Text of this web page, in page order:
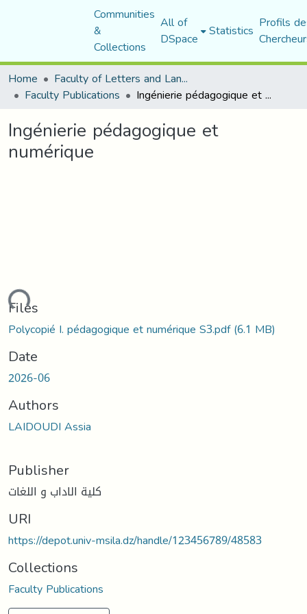
Communities
&
Collections
All of
DSpace Statistics Profils
Home
Faculty of Letters and Languages
Faculty Publications Ingénierie pédagogique et numérique
Ingénierie pédagogique et
numérique
Files
Polycopié I. pédagogique et numérique S3.pdf(6.1 MB)
Date
2026-06
Authors
LAIDOUDI Assia
Publisher
كلية الاداب و اللغات
URI
https://depot.univ-msila.dz/handle/123456789/48583
Collections
Faculty Publications